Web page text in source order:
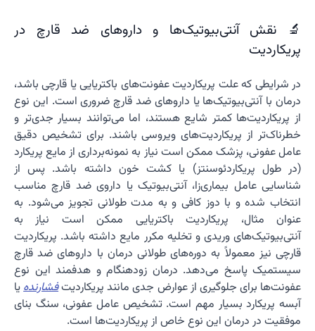
🔬 نقش آنتی‌بیوتیک‌ها و داروهای ضد قارچ در
پریکاردیت
در شرایطی که علت پریکاردیت عفونت‌های باکتریایی یا قارچی باشد،
درمان با آنتی‌بیوتیک‌ها یا داروهای ضد قارچ ضروری است. این نوع
از پریکاردیت‌ها کمتر شایع هستند، اما می‌توانند بسیار جدی‌تر و
خطرناک‌تر از پریکاردیت‌های ویروسی باشند. برای تشخیص دقیق
عامل عفونی، پزشک ممکن است نیاز به نمونه‌برداری از مایع پریکارد
(در طول پریکاردئوسنتز) یا کشت خون داشته باشد. پس از
شناسایی عامل بیماری‌زا، آنتی‌بیوتیک یا داروی ضد قارچ مناسب
انتخاب شده و با دوز کافی و به مدت طولانی تجویز می‌شود. به
عنوان مثال، پریکاردیت باکتریایی ممکن است نیاز به
آنتی‌بیوتیک‌های وریدی و تخلیه مکرر مایع داشته باشد. پریکاردیت
قارچی نیز معمولاً به دوره‌های طولانی درمان با داروهای ضد قارچ
سیستمیک پاسخ می‌دهد. درمان زودهنگام و هدفمند این نوع
عفونت‌ها برای جلوگیری از عوارض جدی مانند پریکاردیتفشارندهیا
آبسه پریکارد بسیار مهم است. تشخیص عامل عفونی، سنگ بنای
موفقیت در درمان این نوع خاص از پریکاردیت‌ها است.